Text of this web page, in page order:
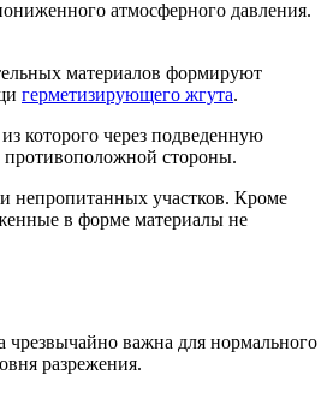
атмосферного давления.
материалов формируют
герметизирующего жгута.
которого через подведенную
противоположной стороны.
непропитанных участков. Кроме
в форме материалы не
чрезвычайно важна для нормального
разрежения.